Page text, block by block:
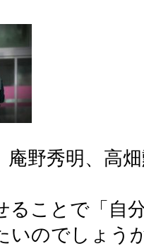
庵野秀明、高
ることで「自
いのでしょう